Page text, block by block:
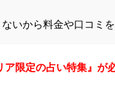
ないから料金や口コミ
限定の占い特集』が